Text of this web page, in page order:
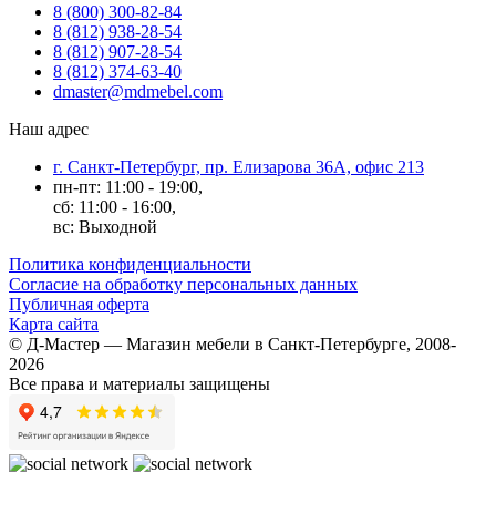
8 (800) 300-82-84
8 (812) 938-28-54
8 (812) 907-28-54
8 (812) 374-63-40
dmaster@mdmebel.com
Наш адрес
г. Санкт-Петербург, пр. Елизарова 36А, офис 213
пн-пт: 11:00 - 19:00,
сб: 11:00 - 16:00,
вс: Выходной
Политика конфиденциальности
Согласие на обработку персональных данных
Публичная оферта
Карта сайта
© Д-Мастер — Магазин мебели в Санкт-Петербурге, 2008-
2026
Все права и материалы защищены